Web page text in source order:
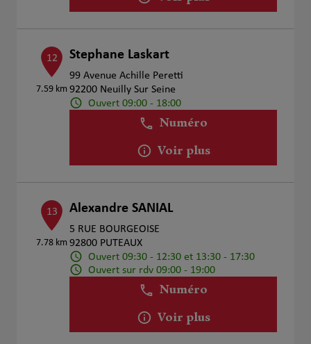
12
7.59 km
Stephane Laskart
99 Avenue Achille Peretti
92200 Neuilly Sur Seine
Ouvert 09:00 - 18:00
Numéro
Voir plus
13
7.78 km
Alexandre SANIAL
5 RUE BOURGEOISE
92800 PUTEAUX
Ouvert 09:30 - 12:30 et 13:30 - 17:30
Ouvert sur rdv 09:00 - 19:00
Numéro
Voir plus